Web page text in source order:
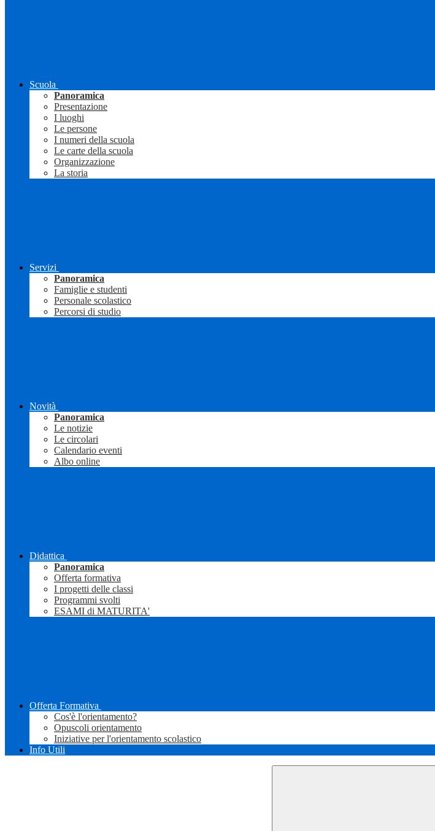
Scuola
Panoramica
Presentazione
I luoghi
Le persone
I numeri della scuola
Le carte della scuola
Organizzazione
La storia
Servizi
Panoramica
Famiglie e studenti
Personale scolastico
Percorsi di studio
Novità
Panoramica
Le notizie
Le circolari
Calendario eventi
Albo online
Didattica
Panoramica
Offerta formativa
I progetti delle classi
Programmi svolti
ESAMI di MATURITA'
Offerta Formativa
Cos'è l'orientamento?
Opuscoli orientamento
Iniziative per l'orientamento scolastico
Info Utili